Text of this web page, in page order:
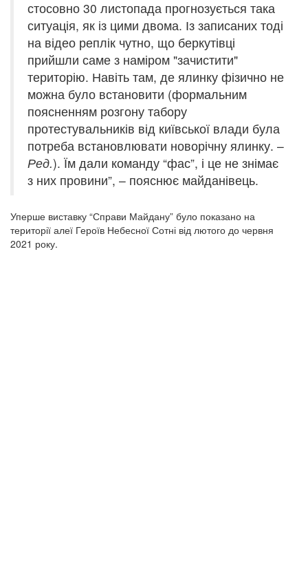
стосовно 30 листопада прогнозується така
ситуація, як із цими двома. Із записаних тоді
на відео реплік чутно, що беркутівці
прийшли саме з наміром "зачистити"
територію. Навіть там, де ялинку фізично не
можна було встановити (формальним
поясненням розгону табору
протестувальників від київської влади була
потреба встановлювати новорічну ялинку. –
Ред.). Їм дали команду “фас”, і це не знімає
з них провини”, – пояснює майданівець.
Уперше виставку “Справи Майдану” було показано на
території алеї Героїв Небесної Сотні від лютого до червня
2021 року.